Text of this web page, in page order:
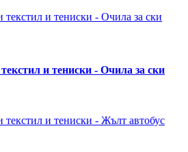
и тениски - Очила за ски